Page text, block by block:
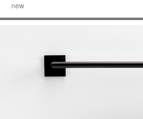
new